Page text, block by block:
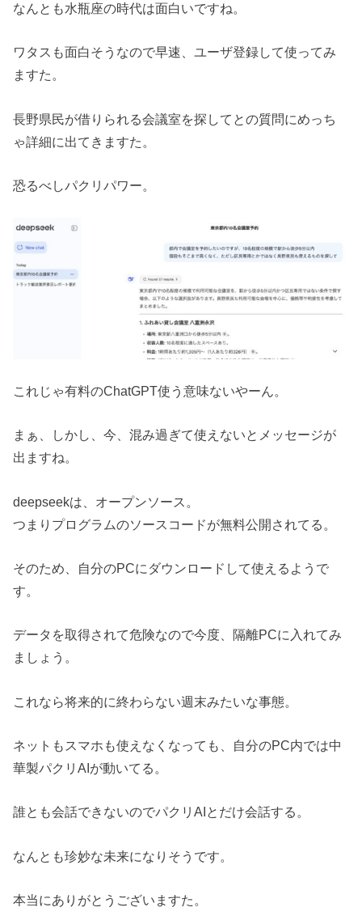
なんとも水瓶座の時代は面白いですね。
ワタスも面白そうなので早速、ユーザ登録して使ってみ
ますた。
長野県民が借りられる会議室を探してとの質問にめっち
ゃ詳細に出てきますた。
恐るべしパクリパワー。
これじゃ有料のChatGPT使う意味ないやーん。
まぁ、しかし、今、混み過ぎて使えないとメッセージが
出ますね。
deepseekは、オープンソース。
つまりプログラムのソースコードが無料公開されてる。
そのため、自分のPCにダウンロードして使えるようで
す。
データを取得されて危険なので今度、隔離PCに入れてみ
ましょう。
これなら将来的に終わらない週末みたいな事態。
ネットもスマホも使えなくなっても、自分のPC内では中
華製パクリAIが動いてる。
誰とも会話できないのでパクリAIとだけ会話する。
なんとも珍妙な未来になりそうです。
本当にありがとうございますた。